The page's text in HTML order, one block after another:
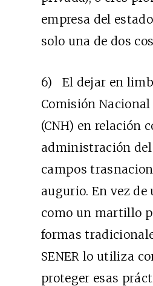
empresa del
solo una de dos
6) El dejar en
Comisión
(CNH) en relación
administración
campos
augurio. En vez
como un martillo
formas
SENER lo utiliza
proteger esas